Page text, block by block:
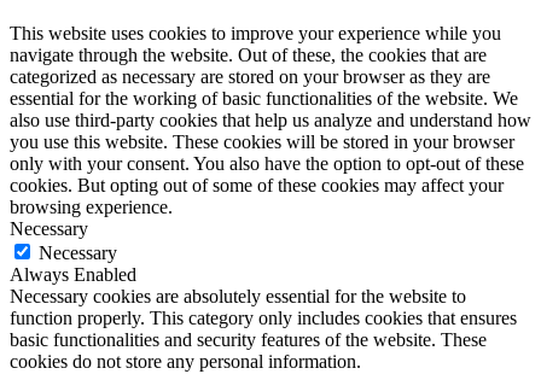
This website uses cookies to improve your experience while you
navigate through the website. Out of these, the cookies that are
categorized as necessary are stored on your browser as they are
essential for the working of basic functionalities of the website. We
also use third-party cookies that help us analyze and understand how
you use this website. These cookies will be stored in your browser
only with your consent. You also have the option to opt-out of these
cookies. But opting out of some of these cookies may affect your
browsing experience.
Necessary
Necessary
Always Enabled
Necessary cookies are absolutely essential for the website to
function properly. This category only includes cookies that ensures
basic functionalities and security features of the website. These
cookies do not store any personal information.